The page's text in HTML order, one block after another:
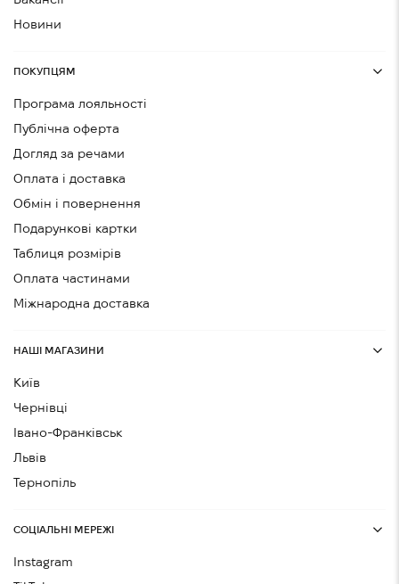
Новини
ПОКУПЦЯМ
Програма лояльності
Публічна оферта
Догляд за речами
Оплата і доставка
Обмін і повернення
Подарункові картки
Таблиця розмірів
Оплата частинами
Міжнародна доставка
НАШІ МАГАЗИНИ
Київ
Чернівці
Івано-Франківськ
Львів
Тернопіль
СОЦІАЛЬНІ МЕРЕЖІ
Instagram